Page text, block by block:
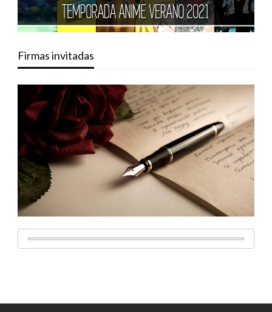
Firmas invitadas